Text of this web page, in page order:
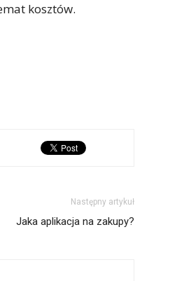
kosztów.
Następny artykuł
Jaka aplikacja na zakupy?